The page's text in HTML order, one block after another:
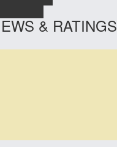
& RATINGS